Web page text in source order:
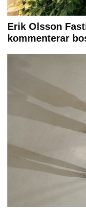
Erik Olsson
kommenterar